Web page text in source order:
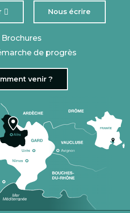
Nous écrire
Brochures
de progrès
venir ?